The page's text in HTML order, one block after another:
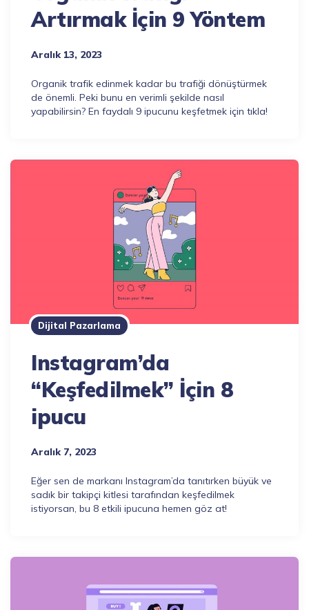
Artırmak İçin 9 Yöntem
Aralık 13, 2023
Organik trafik edinmek kadar bu trafiği dönüştürmek
de önemli. Peki bunu en verimli şekilde nasıl
yapabilirsin? En faydalı 9 ipucunu keşfetmek için tıkla!
Dijital Pazarlama
Instagram’da
“Keşfedilmek” İçin 8
ipucu
Aralık 7, 2023
Eğer sen de markanı Instagram’da tanıtırken büyük ve
sadık bir takipçi kitlesi tarafından keşfedilmek
istiyorsan, bu 8 etkili ipucuna hemen göz at!